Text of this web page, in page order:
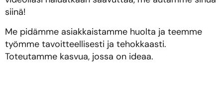
siinä!
Me pidämme asiakkaistamme huolta ja teemme
työmme tavoitteellisesti ja tehokkaasti.
Toteutamme kasvua, jossa on ideaa.